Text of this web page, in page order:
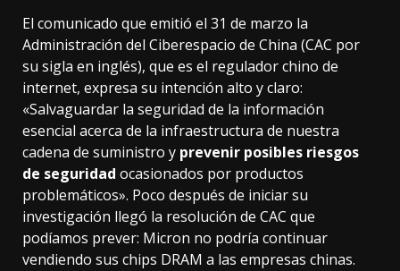
El comunicado que emitió el 31 de marzo la
Administración del Ciberespacio de China (CAC por
su sigla en inglés), que es el regulador chino de
internet, expresa su intención alto y claro:
«Salvaguardar la seguridad de la información
esencial acerca de la infraestructura de nuestra
cadena de suministro y prevenir posibles riesgos
de seguridad ocasionados por productos
problemáticos». Poco después de iniciar su
investigación llegó la resolución de CAC que
podíamos prever: Micron no podría continuar
vendiendo sus chips DRAM a las empresas chinas.